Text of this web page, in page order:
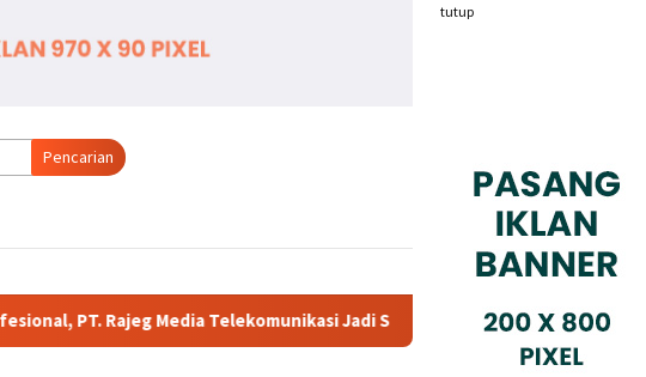
tutup
Pencarian
Telekomunikasi Jadi Sorotan Pelanggan